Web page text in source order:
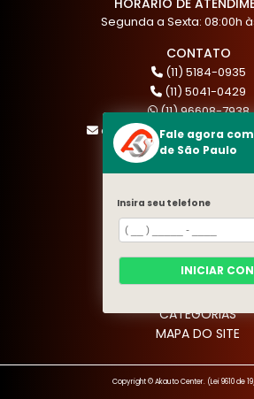
HÓRARIO DE
Segunda a Sexta: 08:00h
CONTATO
(11) 5184-0935
(11) 5041-0429
(11) 96608-7938
MENU
HOME
QUEM SOMOS
SERVIÇOS
BLOG
CATEGORIAS
MAPA DO SITE
Copyright © Akauto Center. (Lei 9610 de
Fale agora
de São Paulo
Insira seu telefone
INICIAR